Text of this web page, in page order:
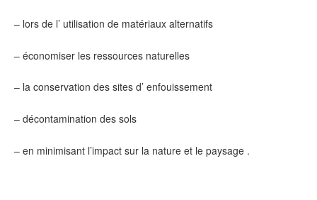
– lors de l’ utilisation de matériaux alternatifs
– économiser les ressources naturelles
– la conservation des sites d’ enfouissement
– décontamination des sols
– en minimisant l’impact sur la nature et le paysage .